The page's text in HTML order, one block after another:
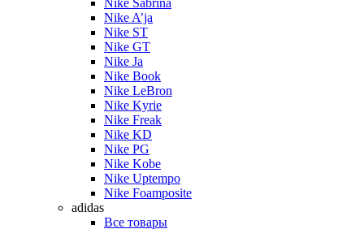
Nike Sabrina
Nike A’ja
Nike ST
Nike GT
Nike Ja
Nike Book
Nike LeBron
Nike Kyrie
Nike Freak
Nike KD
Nike PG
Nike Kobe
Nike Uptempo
Nike Foamposite
adidas
Все товары